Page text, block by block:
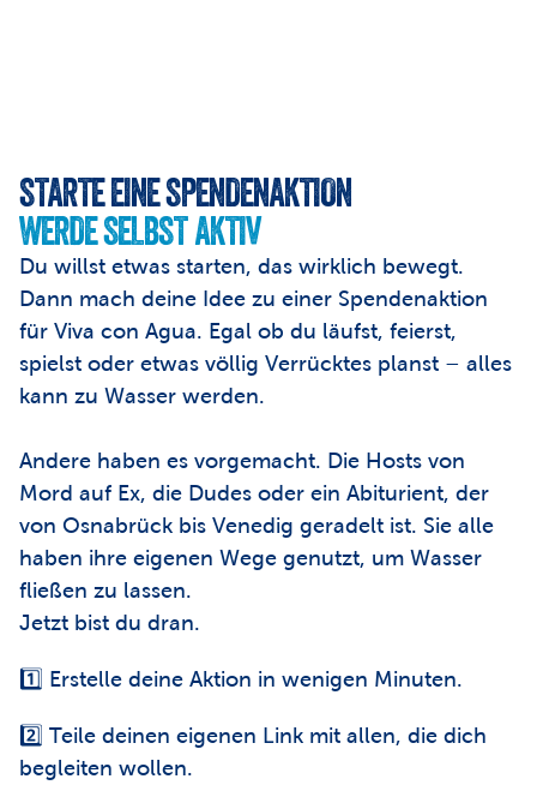
STARTE EINE SPENDENAKTION
WERDE SELBST AKTIV
Du willst etwas starten, das wirklich bewegt.
Dann mach deine Idee zu einer Spendenaktion
für Viva con Agua. Egal ob du läufst, feierst,
spielst oder etwas völlig Verrücktes planst – alles
kann zu Wasser werden.
Andere haben es vorgemacht. Die Hosts von
Mord auf Ex, die Dudes oder ein Abiturient, der
von Osnabrück bis Venedig geradelt ist. Sie alle
haben ihre eigenen Wege genutzt, um Wasser
fließen zu lassen.
Jetzt bist du dran.
1️⃣ Erstelle deine Aktion in wenigen Minuten.
2️⃣ Teile deinen eigenen Link mit allen, die dich
begleiten wollen.